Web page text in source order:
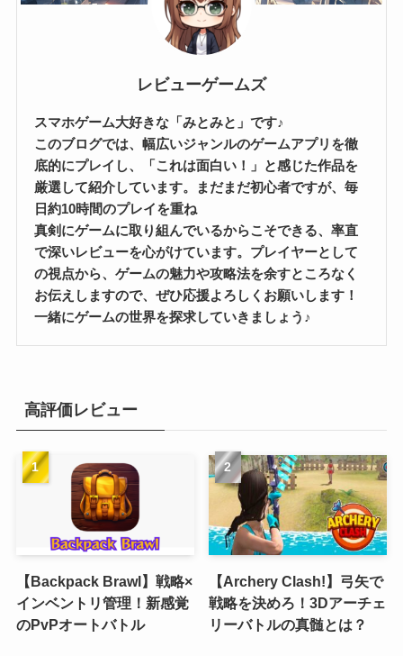
レビューゲームズ
スマホゲーム大好きな「みとみと」です♪
このブログでは、幅広いジャンルのゲームアプリを徹
底的にプレイし、「これは面白い！」と感じた作品を
厳選して紹介しています。まだまだ初心者ですが、毎
日約10時間のプレイを重ね
真剣にゲームに取り組んでいるからこそできる、率直
で深いレビューを心がけています。プレイヤーとして
の視点から、ゲームの魅力や攻略法を余すところなく
お伝えしますので、ぜひ応援よろしくお願いします！
一緒にゲームの世界を探求していきましょう♪
高評価レビュー
【Backpack Brawl】戦略×
インベントリ管理！新感覚
のPvPオートバトル
【Archery Clash!】弓矢で
戦略を決めろ！3Dアーチェ
リーバトルの真髄とは？